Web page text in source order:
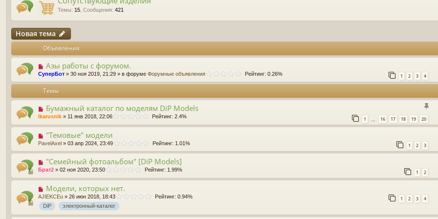
Темы: 15 Сообщения: 421
Новая тема
Объявления
Азы работы с форумом.
СуперБот » 30 ноя 2019, 21:29 » в форуме Форумные объявления 1 2 3 4
Рейтинг: 0.26%
Темы
Бумажный каталог по моделям DiP Models
Ikarusnik » 11 янв 2018, 22:06 1 16 17 18 19 20
Рейтинг: 2.4%
"Темовые" модели
PavelAxel » 03 апр 2024, 23:49 1 2 3
Рейтинг: 1.01%
"Семейный фотоальбом" [DiP Models]
Брат2 » 02 ноя 2020, 23:50 1 2
Рейтинг: 1.99%
Модели, которых нет.
AJIEKCEu » 26 июн 2018, 18:43 1 2 3 4
Рейтинг: 0.94%
DiP
электронный-каталог